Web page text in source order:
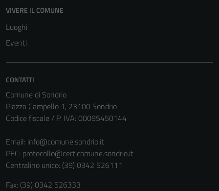
VIVERE IL COMUNE
Luoghi
Eventi
CONTATTI
Comune di Sondrio
Piazza Campello 1, 23100 Sondrio
Codice fiscale / P. IVA: 00095450144
Email: info@comune.sondrio.it
PEC: protocollo@cert.comune.sondrio.it
Centralino unico: (39) 0342 526111
Fax: (39) 0342 526333
Questi cookie
possono
Questi cookie